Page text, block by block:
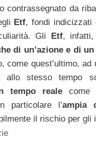
contrassegnato da
Etf, fondi indicizzati
Gli Etf, infatti,
di un’azione e di
come quest’ultimo, ad
stesso tempo
tempo reale come
particolare l’ampia
il rischio per gli